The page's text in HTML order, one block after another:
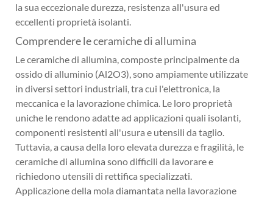
la sua eccezionale durezza, resistenza all'usura ed
eccellenti proprietà isolanti.
Comprendere le ceramiche di allumina
Le ceramiche di allumina, composte principalmente da
ossido di alluminio (Al2O3), sono ampiamente utilizzate
in diversi settori industriali, tra cui l'elettronica, la
meccanica e la lavorazione chimica. Le loro proprietà
uniche le rendono adatte ad applicazioni quali isolanti,
componenti resistenti all'usura e utensili da taglio.
Tuttavia, a causa della loro elevata durezza e fragilità, le
ceramiche di allumina sono difficili da lavorare e
richiedono utensili di rettifica specializzati.
Applicazione della mola diamantata nella lavorazione